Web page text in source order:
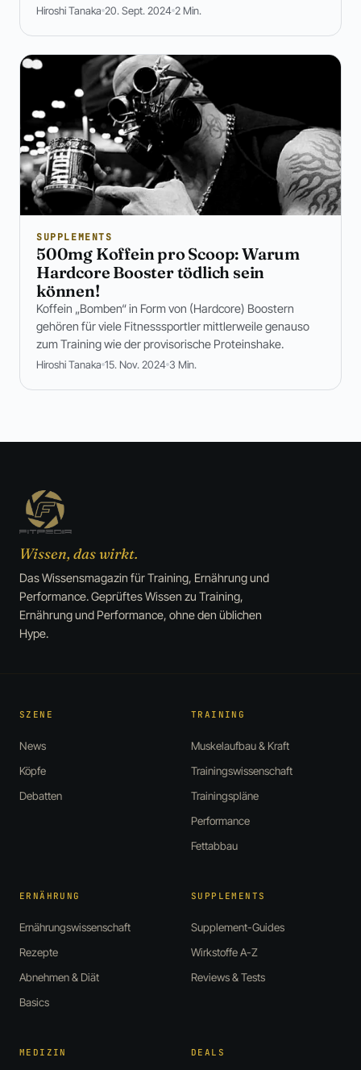
Hiroshi Tanaka 20. Sept. 2024 2 Min.
SUPPLEMENTS
500mg Koffein pro Scoop: Warum
Hardcore Booster tödlich sein
können!
Koffein „Bomben“ in Form von (Hardcore) Boostern
gehören für viele Fitnesssportler mittlerweile genauso
zum Training wie der provisorische Proteinshake.
Hiroshi Tanaka 15. Nov. 2024 3 Min.
Wissen, das wirkt.
Das Wissensmagazin für Training, Ernährung und
Performance. Geprüftes Wissen zu Training,
Ernährung und Performance, ohne den üblichen
Hype.
SZENE
News
Köpfe
Debatten
TRAINING
Muskelaufbau & Kraft
Trainingswissenschaft
Trainingspläne
Performance
Fettabbau
ERNÄHRUNG
Ernährungswissenschaft
Rezepte
Abnehmen & Diät
Basics
SUPPLEMENTS
Supplement-Guides
Wirkstoffe A-Z
Reviews & Tests
MEDIZIN DEALS